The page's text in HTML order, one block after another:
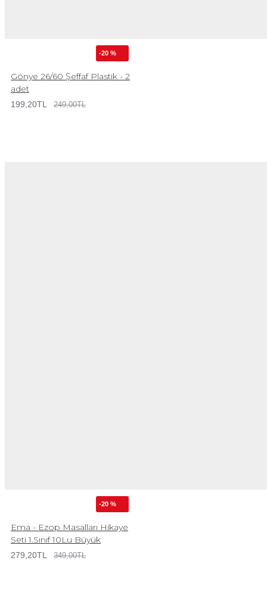
-20 %
Gönye 26/60 Şeffaf Plastik - 2
adet
199,20TL 249,00TL
-20 %
Ema - Ezop Masalları Hikaye
Seti 1.Sınıf 10Lu Büyük
279,20TL 349,00TL